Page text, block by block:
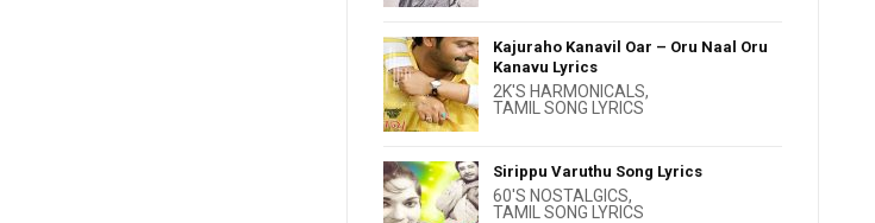
Kajuraho Kanavil Oar – Oru Naal Oru
Kanavu Lyrics
2K'S HARMONICALS,
TAMIL SONG LYRICS
Sirippu Varuthu Song Lyrics
60'S NOSTALGICS,
TAMIL SONG LYRICS